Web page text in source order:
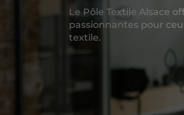
Le Pôle Textile Alsace
passionnantes pour
textile.